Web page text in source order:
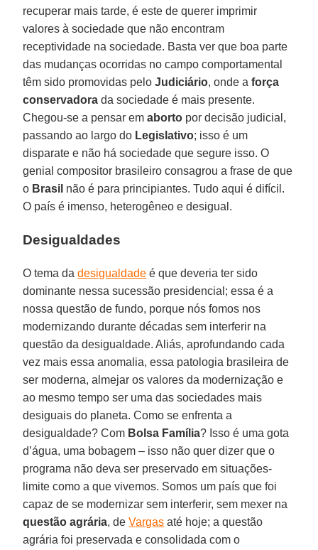
recuperar mais tarde, é este de querer imprimir
valores à sociedade que não encontram
receptividade na sociedade. Basta ver que boa parte
das mudanças ocorridas no campo comportamental
têm sido promovidas peloJudiciário, onde aforça
conservadora da sociedade é mais presente.
Chegou-se a pensar emaborto por decisão judicial,
passando ao largo do Legislativo; isso é um
disparate e não há sociedade que segure isso. O
genial compositor brasileiro consagrou a frase de que
o Brasil não é para principiantes. Tudo aqui é difícil.
O país é imenso, heterogêneo e desigual.
Desigualdades
O tema dadesigualdade é que deveria ter sido
dominante nessa sucessão presidencial; essa é a
nossa questão de fundo, porque nós fomos nos
modernizando durante décadas sem interferir na
questão da desigualdade. Aliás, aprofundando cada
vez mais essa anomalia, essa patologia brasileira de
ser moderna, almejar os valores da modernização e
ao mesmo tempo ser uma das sociedades mais
desiguais do planeta. Como se enfrenta a
desigualdade? Com Bolsa Família? Isso é uma gota
d’água, uma bobagem – isso não quer dizer que o
programa não deva ser preservado em situações-
limite como a que vivemos. Somos um país que foi
capaz de se modernizar sem interferir, sem mexer na
questão agrária, deVargas até hoje; a questão
agrária foi preservada e consolidada com o